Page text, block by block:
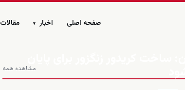
صفحه اصلی اخبار ▾ مقالات
مشاهده همه
کریدور زنگزور برای پایان